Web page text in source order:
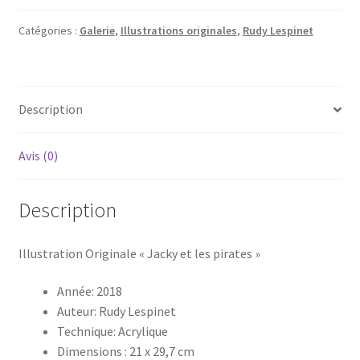
"Jacky
Catégories : Galerie, Illustrations originales, Rudy Lespinet
Description
Avis (0)
Description
Illustration Originale « Jacky et les pirates »
Année: 2018
Auteur: Rudy Lespinet
Technique: Acrylique
Dimensions : 21 x 29,7 cm